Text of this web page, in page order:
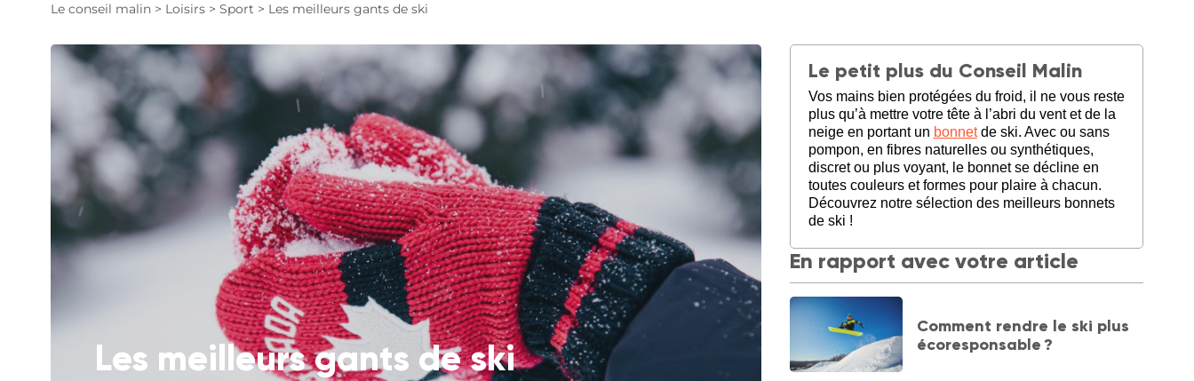
Le conseil malin > Loisirs > Sport > Les meilleurs gants de ski
Les meilleurs gants de ski
Le petit plus du Conseil Malin
Vos mains bien protégées du froid, il ne vous reste
plus qu’à mettre votre tête à l’abri du vent et de la
neige en portant un bonnetde ski. Avec ou sans
pompon, en fibres naturelles ou synthétiques,
discret ou plus voyant, le bonnet se décline en
toutes couleurs et formes pour plaire à chacun.
Découvrez notre sélection des meilleurs bonnets
de ski !
En rapport avec votre article
Comment rendre le ski plus
écoresponsable ?